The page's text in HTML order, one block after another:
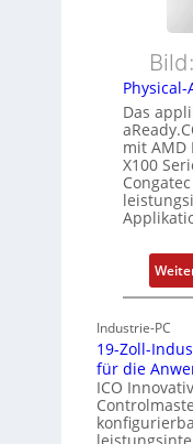
Das
mit AMD
X100
Industrie-PC
19-Zoll-
für die
ICO